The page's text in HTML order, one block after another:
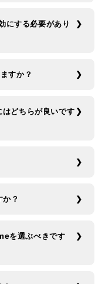
にする必要があり
すか？
どちらが良いです
？
を選ぶべきです